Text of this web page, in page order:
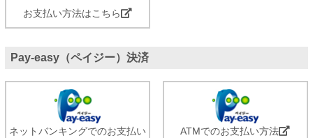
お支払い方法はこちら
Pay-easy（ペイジー）決済
ネットバンキングでのお支払い
ATMでのお支払い方法